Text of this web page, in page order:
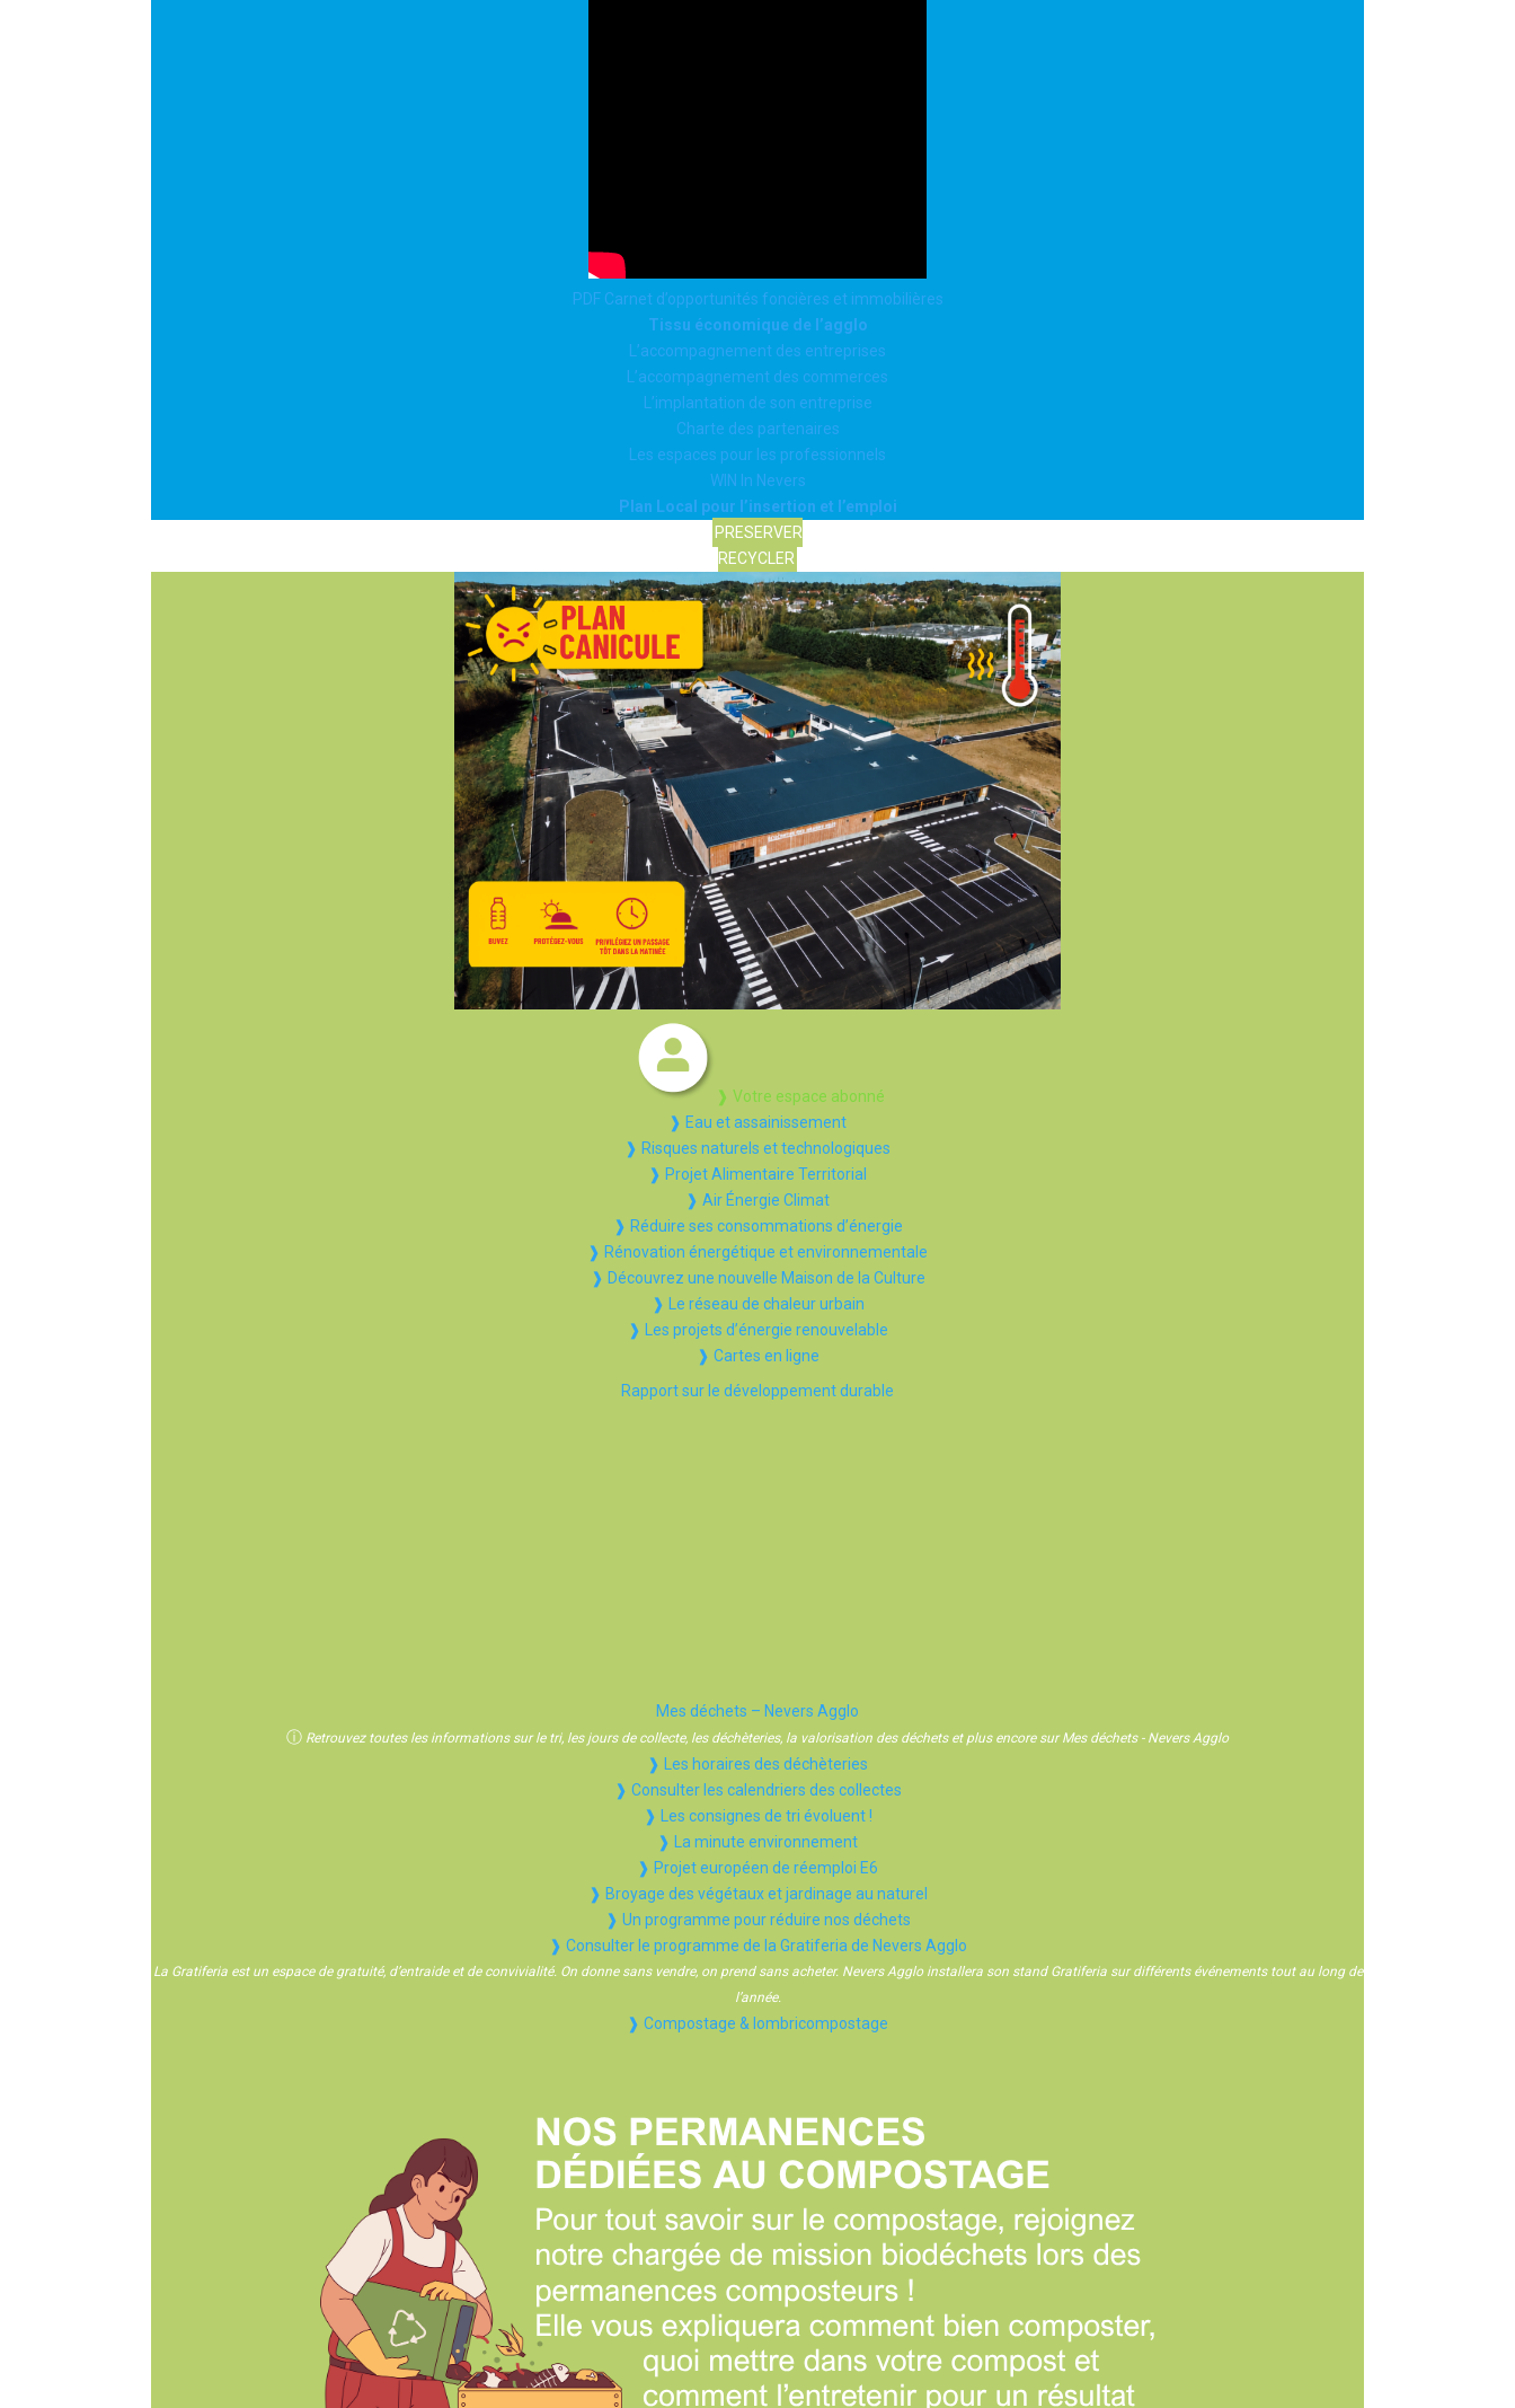
PDF Carnet d’opportunités foncières et immobilières
Tissu économique de l’agglo
L’accompagnement des entreprises
L’accompagnement des commerces
L’implantation de son entreprise
Charte des partenaires
Les espaces pour les professionnels
WIN In Nevers
Plan Local pour l’insertion et l’emploi
PRESERVER
RECYCLER
❱ Votre espace abonné
❱ Eau et assainissement
❱ Risques naturels et technologiques
❱ Projet Alimentaire Territorial
❱ Air Énergie Climat
❱ Réduire ses consommations d’énergie
❱ Rénovation énergétique et environnementale
❱ Découvrez une nouvelle Maison de la Culture
❱ Le réseau de chaleur urbain
❱ Les projets d’énergie renouvelable
❱ Cartes en ligne
Rapport sur le développement durable
Mes déchets – Nevers Agglo
ⓘ Retrouvez toutes les informations sur le tri, les jours de collecte, les déchèteries, la valorisation des déchets et plus encore sur Mes déchets - Nevers Agglo
❱ Les horaires des déchèteries
❱ Consulter les calendriers des collectes
❱ Les consignes de tri évoluent !
❱ La minute environnement
❱ Projet européen de réemploi E6
❱ Broyage des végétaux et jardinage au naturel
❱ Un programme pour réduire nos déchets
❱ Consulter le programme de la Gratiferia de Nevers Agglo
La Gratiferia est un espace de gratuité, d’entraide et de convivialité. On donne sans vendre, on prend sans acheter. Nevers Agglo installera son stand Gratiferia sur différents événements tout au long de
l’année.
❱ Compostage & lombricompostage